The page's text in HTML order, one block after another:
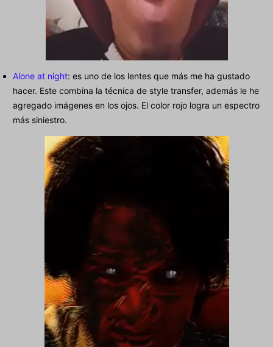
Alone at night: es uno de los lentes que más me ha gustado
hacer. Este combina la técnica de style transfer, además le he
agregado imágenes en los ojos. El color rojo logra un espectro
más siniestro.